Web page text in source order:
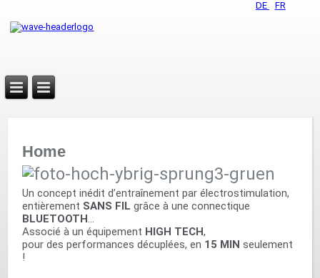
DE FR
Home
Un concept inédit d’entraînement par électrostimulation,
entièrement SANS FIL grâce à une connectique
BLUETOOTH...
Associé à un équipement HIGH TECH,
pour des performances décuplées, en 15 MIN seulement
!